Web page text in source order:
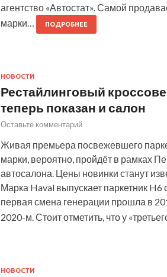
агентство «Автостат». Самой
марки…
ПОДРОБНЕЕ
НОВОСТИ
Рестайлинговый
теперь показан и салон
Оставьте комментарий
Живая премьера посвежевшего
марки, вероятно, пройдёт в рамках
автосалона. Цены новинки станут
Марка Haval выпускает паркетник H6
первая смена генерации прошла в
2020-м. Стоит отметить, что у
НОВОСТИ